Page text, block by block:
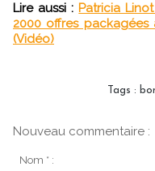
Lire aussi : Patricia
2000 offres packagées
(Vidéo)
Tags :
Nouveau commentaire :
Nom * :